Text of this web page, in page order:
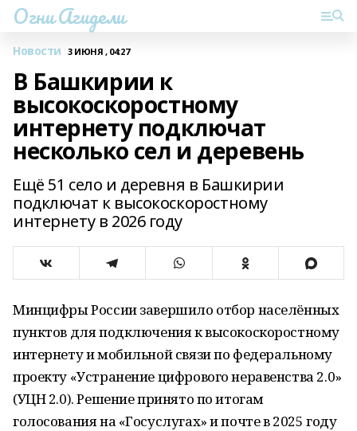
Огни Агидели
Новости 3 ИЮНЯ , 04:27
В Башкирии к
высокоскоростному
интернету подключат
несколько сел и деревень
Ещё 51 село и деревня в Башкирии
подключат к высокоскоростному
интернету в 2026 году
Минцифры России завершило отбор населённых
пунктов для подключения к высокоскоростному
интернету и мобильной связи по федеральному
проекту «Устранение цифрового неравенства 2.0»
(УЦН 2.0). Решение принято по итогам
голосования на «Госуслугах» и почте в 2025 году